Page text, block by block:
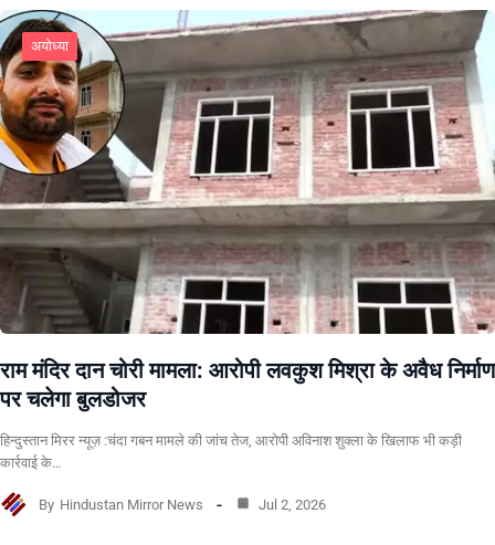
अयोध्या
राम मंदिर दान चोरी मामला: आरोपी लवकुश मिश्रा के अवैध निर्माण
पर चलेगा बुलडोजर
हिन्दुस्तान मिरर न्यूज़ :चंदा गबन मामले की जांच तेज, आरोपी अविनाश शुक्ला के खिलाफ भी कड़ी
कार्रवाई के…
By Hindustan Mirror News Jul 2, 2026